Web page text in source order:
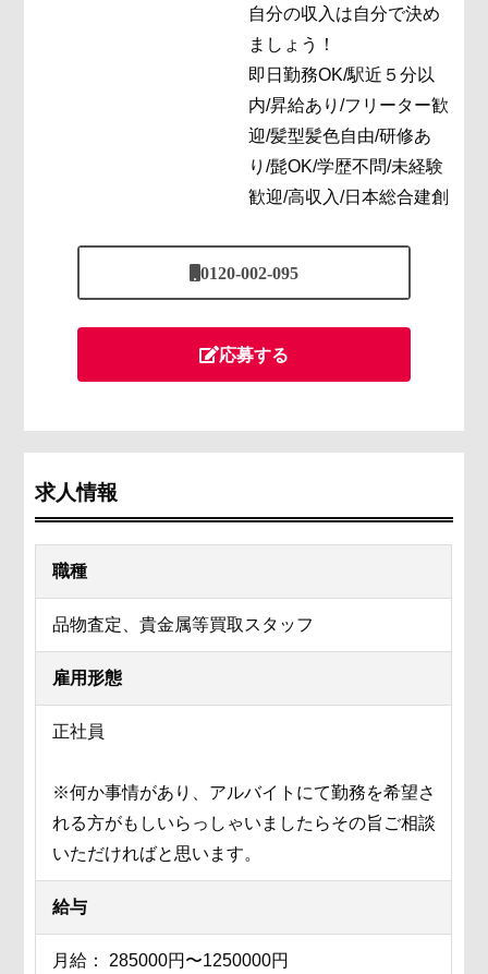
自分の収入は自分で決め
ましょう！
即日勤務OK/駅近５分以
内/昇給あり/フリーター歓
迎/髪型髪色自由/研修あ
り/髭OK/学歴不問/未経験
歓迎/高収入/日本総合建創
0120-002-095
応募する
求人情報
職種
品物査定、貴金属等買取スタッフ
雇用形態
正社員
※何か事情があり、アルバイトにて勤務を希望さ
れる方がもしいらっしゃいましたらその旨ご相談
いただければと思います。
給与
月給： 285000円〜1250000円